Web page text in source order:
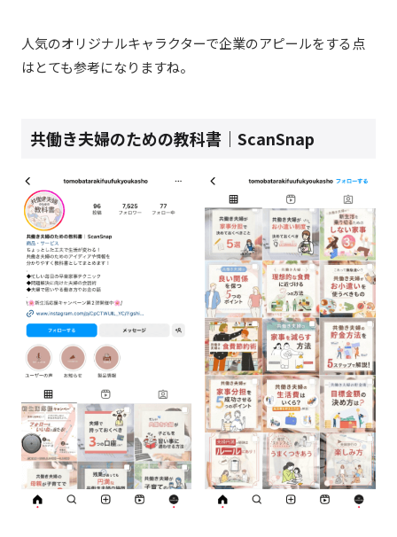
人気のオリジナルキャラクターで企業のアピールをする点
はとても参考になりますね。
共働き夫婦のための教科書｜ScanSnap